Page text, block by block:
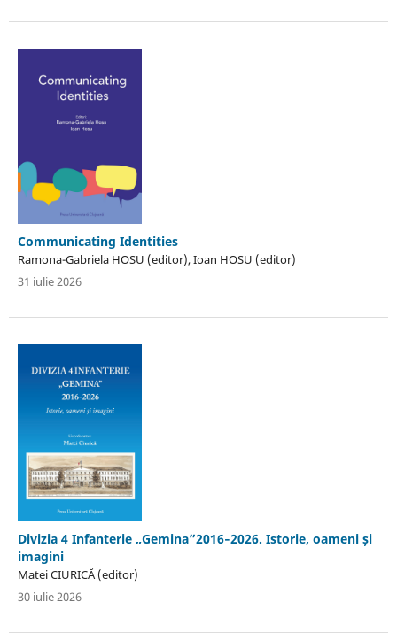
Communicating Identities
Ramona-Gabriela HOSU (editor), Ioan HOSU (editor)
31 iulie 2026
Divizia 4 Infanterie „Gemina”2016‐2026. Istorie, oameni și
imagini
Matei CIURICĂ (editor)
30 iulie 2026